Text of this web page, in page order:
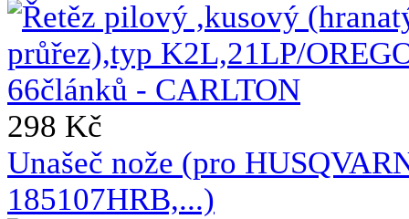
298 Kč
Unašeč nože (pro
185107HRB,...)